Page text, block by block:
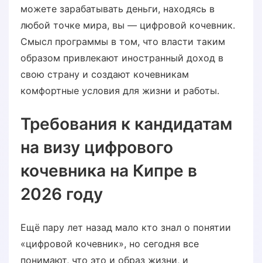
можете зарабатывать деньги, находясь в
любой точке мира, вы — цифровой кочевник.
Смысл программы в том, что власти таким
образом привлекают иностранный доход в
свою страну и создают кочевникам
комфортные условия для жизни и работы.
Требования к кандидатам
на визу цифрового
кочевника на Кипре в
2026 году
Ещё пару лет назад мало кто знал о понятии
«цифровой кочевник», но сегодня все
понимают, что это и образ жизни, и